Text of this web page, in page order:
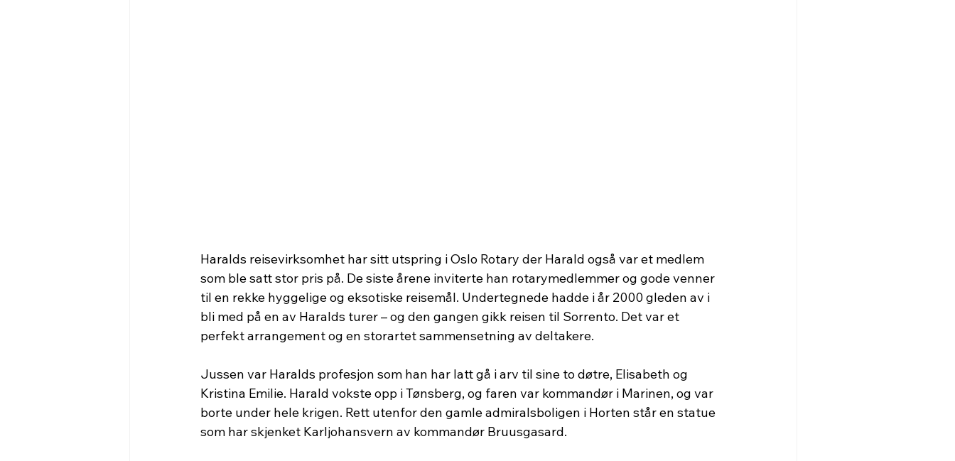
Haralds reisevirksomhet har sitt utspring i Oslo Rotary der Harald også var et medlem
som ble satt stor pris på. De siste årene inviterte han rotarymedlemmer og gode venner
til en rekke hyggelige og eksotiske reisemål. Undertegnede hadde i år 2000 gleden av i
bli med på en av Haralds turer – og den gangen gikk reisen til Sorrento. Det var et
perfekt arrangement og en storartet sammensetning av deltakere.
Jussen var Haralds profesjon som han har latt gå i arv til sine to døtre, Elisabeth og
Kristina Emilie. Harald vokste opp i Tønsberg, og faren var kommandør i Marinen, og var
borte under hele krigen. Rett utenfor den gamle admiralsboligen i Horten står en statue
som har skjenket Karljohansvern av kommandør Bruusgasard.